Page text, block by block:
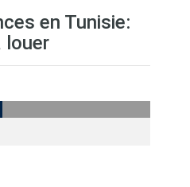
en Tunisie:
louer